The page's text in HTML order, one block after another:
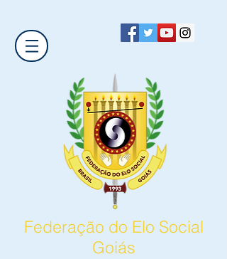
Federação do Elo Social
Goiás